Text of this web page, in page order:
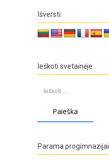
Išversti:
Ieškoti svetainėje
Parama progimnazijai